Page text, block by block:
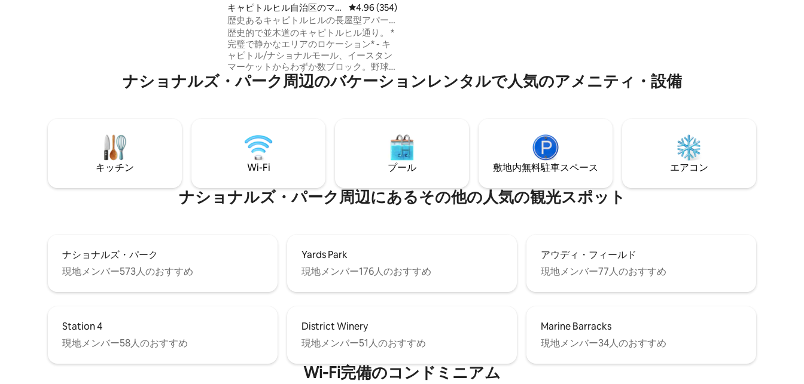
キャピトルヒル自治区のマン
ション・アパート
レビュー354件、5つ星中4.96つ星の平均評価
4.96 (354)
歴史あるキャピトルヒルの長屋型アパー
ト
歴史的で並木道のキャピトルヒル通り。 *
完璧で静かなエリアのロケーション* - キ
ャピトル/ナショナルモール、イースタン
マーケットからわずか数ブロック。野球
場やサッカースタジアムまで徒歩で行け
ます。ワーフ/アンセムにも近いです。 ブ
屋外シーティングエリアあり。 公園、レ
ストラン、ホールフーズまで1ブロック。
充実したキッチン、大理石タイルのシャ
ワー、洗濯機・乾燥機、リビングとダイ
ニングスペース。セントラルエアコン/暖
房。
リラックスできます。 独立した寝室とバ
スルームが2人での宿泊に最適です。 フル
免除されています。
ナショナルズ・パーク⁠周⁠辺⁠のバ⁠ケ⁠ー⁠シ⁠ョ⁠ン⁠レ⁠ン⁠タ⁠ル⁠で人⁠気⁠のア⁠メ⁠ニ⁠テ⁠ィ⁠・⁠設⁠備
キッチン Wi-Fi プール 敷地内無料駐⁠車ス⁠ペ⁠ー⁠ス エアコン
ナショナルズ・パーク⁠周⁠辺⁠に⁠あ⁠るそ⁠の⁠他⁠の人⁠気⁠の観⁠光⁠ス⁠ポ⁠ッ⁠ト
ナショナルズ・パーク
現地メンバー573人のおすすめ
Yards Park
現地メンバー176人のおすすめ
アウディ・フィールド
現地メンバー77人のおすすめ
Station 4
現地メンバー58人のおすすめ
District Winery
現地メンバー51人のおすすめ
Marine Barracks
現地メンバー34人のおすすめ
Wi-Fi完備のコンドミニアム